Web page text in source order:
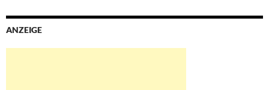
ANZEIGE